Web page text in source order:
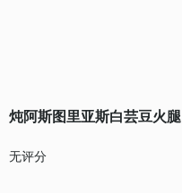
炖阿斯图里亚斯白芸豆火腿
无评分